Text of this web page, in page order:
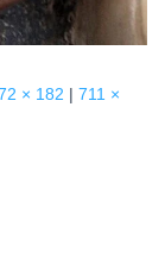
× 182 | 711 ×